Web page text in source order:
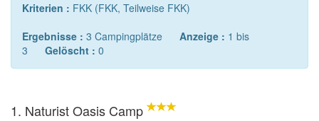
Kriterien : FKK (FKK, Teilweise FKK)
Ergebnisse : 3 Campingplätze Anzeige : 1 bis
3 Gelöscht : 0
1. Naturist Oasis Camp